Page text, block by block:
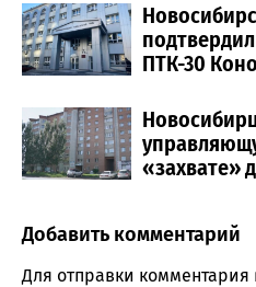
ПТК-30
«захвате»
Comment
Добавить комментарий
Для отправки